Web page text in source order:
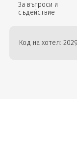
За въпроси и
съдействие
Код на хотел: 2029